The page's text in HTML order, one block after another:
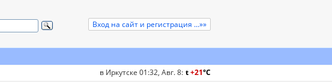
Вход на сайт и регистрация ...»»
в Иркутске 01:32, Авг. 8: t+21°C